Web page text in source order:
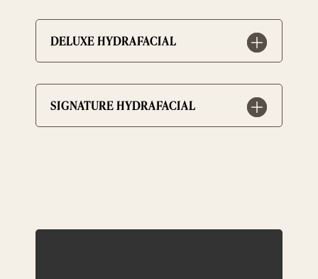
DELUXE HYDRAFACIAL
SIGNATURE HYDRAFACIAL